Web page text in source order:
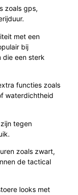
zoals gps,
met een
bij
die een sterk
functies zoals
waterdichtheid
tegen
zoals zwart,
de tactical
looks met